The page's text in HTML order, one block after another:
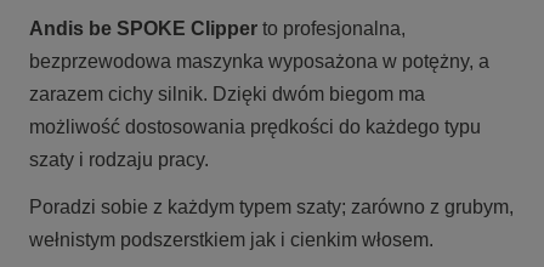
Andis be SPOKE Clipper to profesjonalna,
bezprzewodowa maszynka wyposażona w potężny, a
zarazem cichy silnik. Dzięki dwóm biegom ma
możliwość dostosowania prędkości do każdego typu
szaty i rodzaju pracy.
Poradzi sobie z każdym typem szaty; zarówno z grubym,
wełnistym podszerstkiem jak i cienkim włosem.